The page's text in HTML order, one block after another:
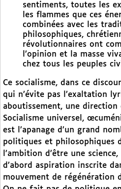
sentiments, toutes les
les flammes que ces
combinées avec les
philosophiques,
révolutionnaires ont
l’opinion et la masse
chez tous les peuples
Ce socialisme, dans ce
qui n’évite pas l’exaltation
aboutissement, une direction
Socialisme universel,
est l’apanage d’un grand
politiques et philosophiques
l’ambition d’être une
d’abord aspiration inscrite
mouvement de régénération